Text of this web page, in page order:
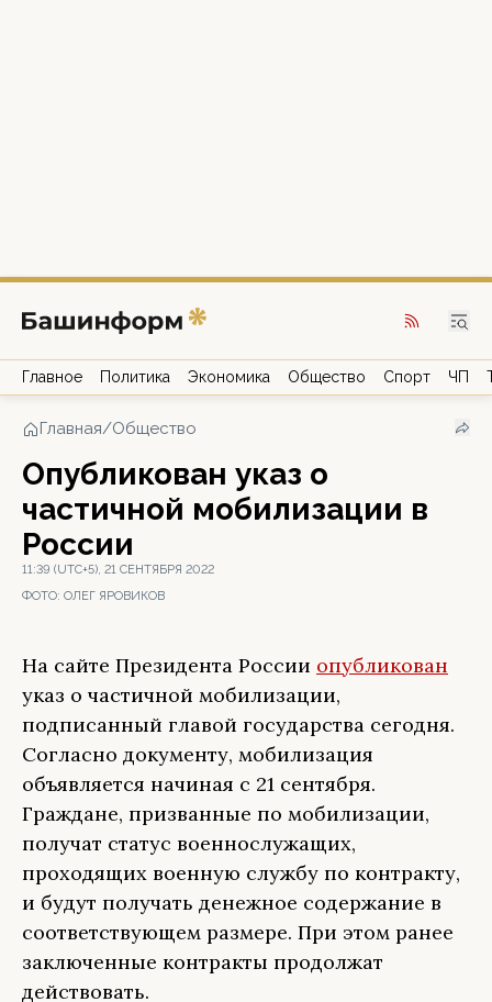
Главное Политика Экономика Общество Спорт ЧП
Главная/Общество
Опубликован указ о
частичной мобилизации в
России
11:39 (UTC+5), 21 СЕНТЯБРЯ 2022
ФОТО: ОЛЕГ ЯРОВИКОВ
На сайте Президента России опубликован
указ о частичной мобилизации,
подписанный главой государства сегодня.
Согласно документу, мобилизация
объявляется начиная с 21 сентября.
Граждане, призванные по мобилизации,
получат статус военнослужащих,
проходящих военную службу по контракту,
и будут получать денежное содержание в
соответствующем размере. При этом ранее
заключенные контракты продолжат
действовать.